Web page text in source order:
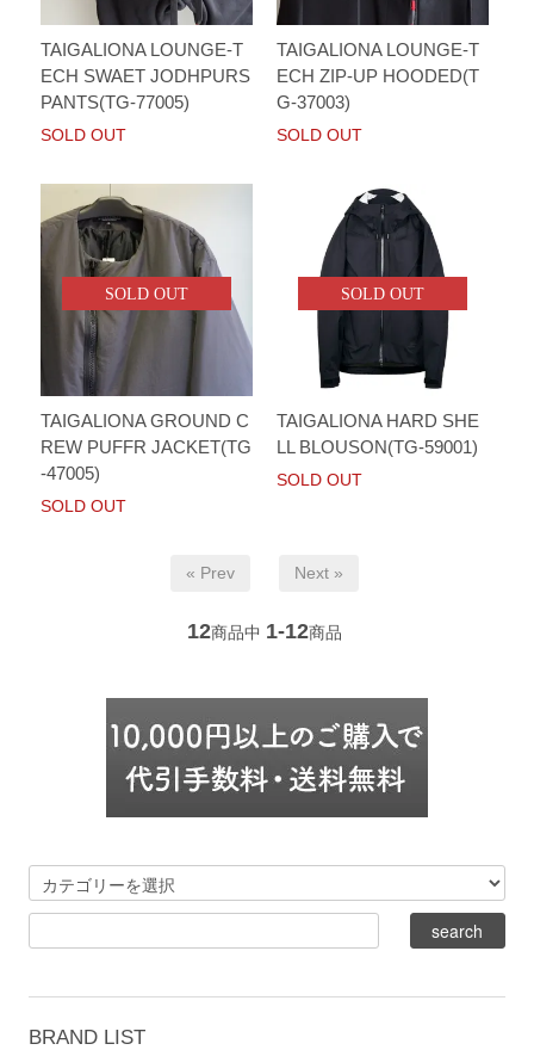
TAIGALIONA LOUNGE-T
ECH SWAET JODHPURS
PANTS(TG-77005)
SOLD OUT
TAIGALIONA LOUNGE-T
ECH ZIP-UP HOODED(T
G-37003)
SOLD OUT
SOLD OUT
TAIGALIONA GROUND C
REW PUFFR JACKET(TG
-47005)
SOLD OUT
SOLD OUT
TAIGALIONA HARD SHE
LL BLOUSON(TG-59001)
SOLD OUT
« Prev Next »
12商品中 1-12商品
BRAND LIST